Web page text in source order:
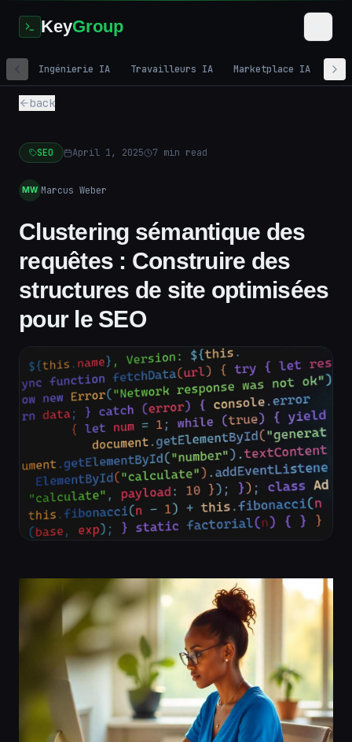
KeyGroup
Ingénierie IA Travailleurs IA Marketplace IA
back
SEO April 1, 2025 7 min read
MW Marcus Weber
Clustering sémantique des
requêtes : Construire des
structures de site optimisées
pour le SEO